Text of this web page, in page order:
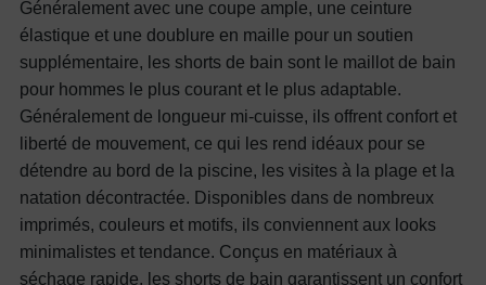
Généralement avec une coupe ample, une ceinture
élastique et une doublure en maille pour un soutien
supplémentaire, les shorts de bain sont le maillot de bain
pour hommes le plus courant et le plus adaptable.
Généralement de longueur mi-cuisse, ils offrent confort et
liberté de mouvement, ce qui les rend idéaux pour se
détendre au bord de la piscine, les visites à la plage et la
natation décontractée. Disponibles dans de nombreux
imprimés, couleurs et motifs, ils conviennent aux looks
minimalistes et tendance. Conçus en matériaux à
séchage rapide, les shorts de bain garantissent un confort